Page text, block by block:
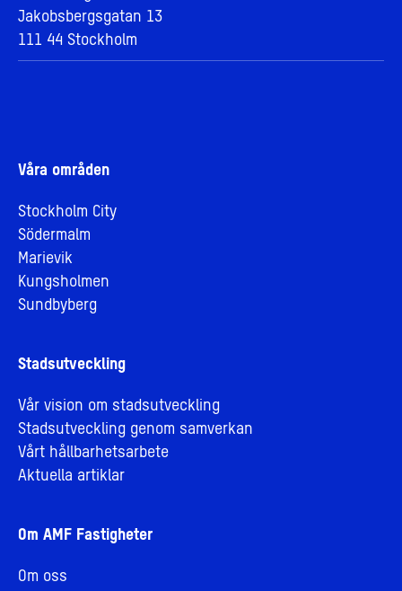
Jakobsbergsgatan 13
111 44 Stockholm
Våra områden
Stockholm City
Södermalm
Marievik
Kungsholmen
Sundbyberg
Stadsutveckling
Vår vision om stadsutveckling
Stadsutveckling genom samverkan
Vårt hållbarhetsarbete
Aktuella artiklar
Om AMF Fastigheter
Om oss